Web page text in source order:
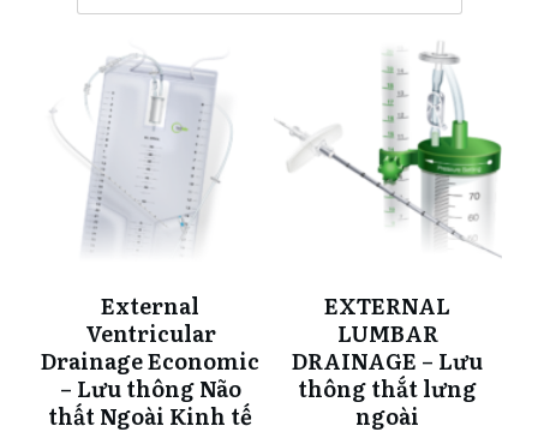
External
Ventricular
Drainage Economic
– Lưu thông Não
thất Ngoài Kinh tế
EXTERNAL
LUMBAR
DRAINAGE – Lưu
thông thắt lưng
ngoài